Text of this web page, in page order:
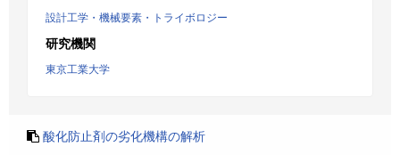
設計工学・機械要素・トライボロジー
研究機関
東京工業大学
酸化防止剤の劣化機構の解析